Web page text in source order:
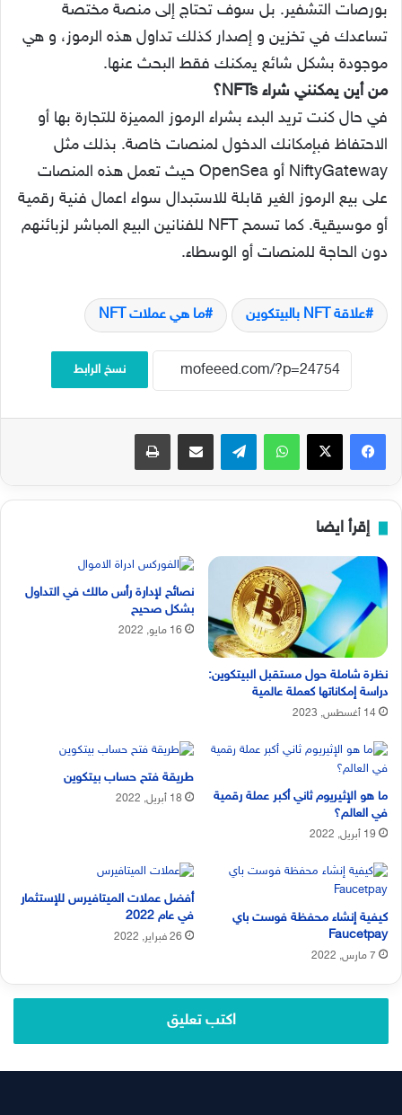
بورصات التشفير. بل سوف تحتاج إلى منصة مختصة
تساعدك في تخزين و إصدار كذلك تداول هذه الرموز، و هي
موجودة بشكل شائع يمكنك فقط البحث عنها.
من أين يمكنني شراء NFTs؟
في حال كنت تريد البدء بشراء الرموز المميزة للتجارة بها أو
الاحتفاظ فبإمكانك الدخول لمنصات خاصة. بذلك مثل
NiftyGateway أو OpenSea حيث تعمل هذه المنصات
على بيع الرموز الغير قابلة للاستبدال سواء اعمال فنية رقمية
أو موسيقية. كما تسمح NFT للفنانين البيع المباشر لزبائنهم
دون الحاجة للمنصات أو الوسطاء.
علاقة NFT بالبيتكوين ما هي عملات NFT
نسخ الرابط
فيسبوك‫X واتساب تيلقرام مشاركة عبر البريد طباعة
إقرأ ايضا
نظرة شاملة حول مستقبل البيتكوين:
دراسة إمكاناتها كعملة عالمية
14 أغسطس, 2023
نصائح لإدارة رأس مالك في التداول
بشكل صحيح
16 مايو, 2022
ما هو الإثيريوم ثاني أكبر عملة رقمية
في العالم؟
19 أبريل, 2022
طريقة فتح حساب بيتكوين
18 أبريل, 2022
كيفية إنشاء محفظة فوست باي
Faucetpay
7 مارس, 2022
أفضل عملات الميتافيرس للإستثمار
في عام 2022
26 فبراير, 2022
اكتب تعليق